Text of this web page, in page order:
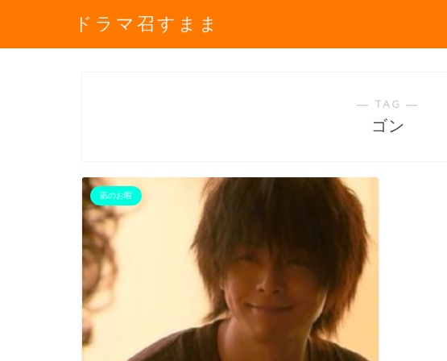
ドラマ召すまま
― TAG ―
ゴン
凪のお暇